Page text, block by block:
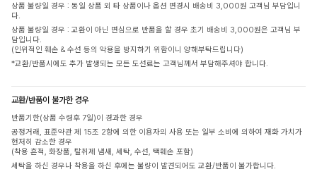
상품 불량일 경우 : 동일 상품 외 타 상품이나 옵션 변경시 배송비 3,000원 고객님 부담입니
다.
상품 불량일 경우 : 교환이 아닌 변심으로 반품을 할 경우 초기 배송비 3,000원은 고객님 부
담입니다.
(인위적인 훼손 & 수선 등의 악용을 방지하기 위함이니 양해부탁드립니다)
*교환/반품시에도 추가 발생되는 모든 도선료는 고객님께서 부담해주셔야 합니다.
교환/반품이 불가한 경우
반품기한(상품 수령후 7일)이 경과한 경우
공정거래, 표준약관 제 15조 2항에 의한 이용자의 사용 또는 일부 소비에 의하여 재화 가치가
현저히 감소한 경우
(착용 흔적, 화장품, 탈취제 냄새, 세탁, 수선, 택훼손 포함)
세탁을 하신 경우나 착용을 하신 후에는 불량이 발견되어도 교환/반품이 불가합니다.